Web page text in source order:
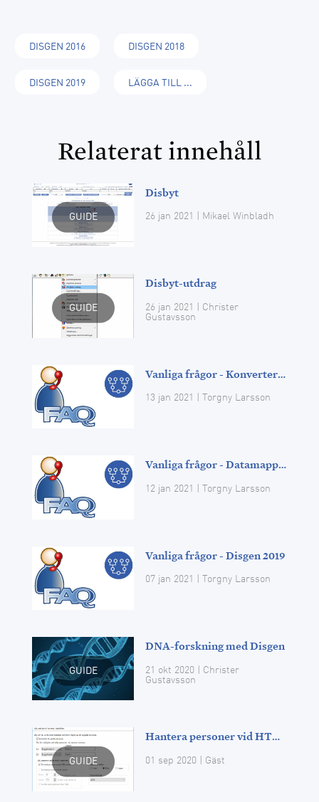
DISGEN 2016 DISGEN 2018
DISGEN 2019 LÄGGA TILL ...
Relaterat innehåll
GUIDE
Disbyt
26 jan 2021 | Mikael Winbladh
GUIDE
Disbyt-utdrag
26 jan 2021
| Christer
Gustavsson
Vanliga frågor - Konvertering från Disgen 8
13 jan 2021 | Torgny Larsson
Vanliga frågor - Datamapp och backup i Disgen
12 jan 2021 | Torgny Larsson
Vanliga frågor - Disgen 2019
07 jan 2021 | Torgny Larsson
GUIDE
DNA-forskning med Disgen
21 okt 2020 | Christer
Gustavsson
GUIDE
Hantera personer vid HTML-export
01 sep 2020 Gäst